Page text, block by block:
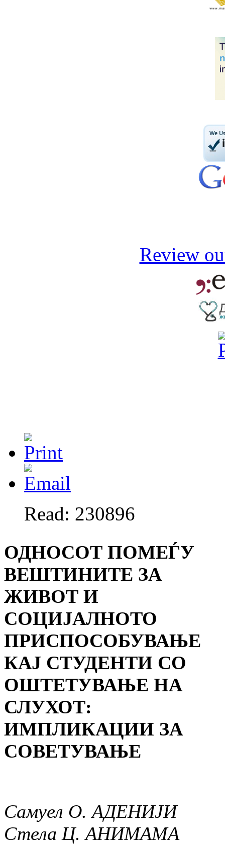
Review
Read: 230896
ОДНОСОТ ПОМЕЃУ
ВЕШТИНИТЕ ЗА
ЖИВОТ И
СОЦИЈАЛНОТО
ПРИСПОСОБУВАЊЕ
КАЈ СТУДЕНТИ СО
ОШТЕТУВАЊЕ НА
СЛУХОТ:
ИМПЛИКАЦИИ ЗА
СОВЕТУВАЊЕ
Самуел О. АДЕНИЈИ
Стела Ц. АНИМАМА